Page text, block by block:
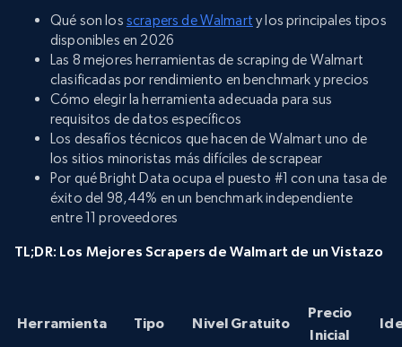
Qué son los scrapers de Walmart y los principales tipos
disponibles en 2026
Las 8 mejores herramientas de scraping de Walmart
clasificadas por rendimiento en benchmark y precios
Cómo elegir la herramienta adecuada para sus
requisitos de datos específicos
Los desafíos técnicos que hacen de Walmart uno de
los sitios minoristas más difíciles de scrapear
Por qué Bright Data ocupa el puesto #1 con una tasa de
éxito del 98,44% en un benchmark independiente
entre 11 proveedores
TL;DR: Los Mejores Scrapers de Walmart de un Vistazo
Herramienta Tipo Nivel Gratuito
Precio
Inicial